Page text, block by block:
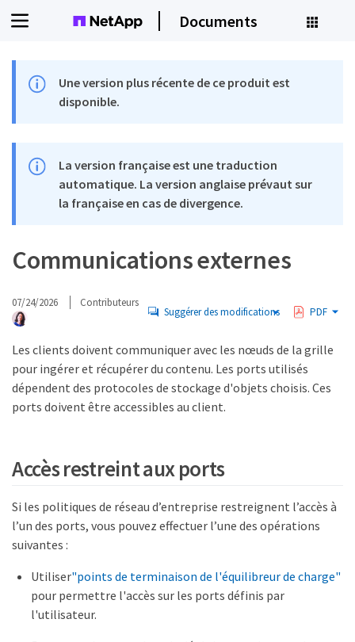
Documents
Une version plus récente de ce produit est
disponible.
La version française est une traduction
automatique. La version anglaise prévaut sur
la française en cas de divergence.
Communications externes
07/24/2026 Contributeurs
Suggérer des modifications PDF
Les clients doivent communiquer avec les nœuds de la grille
pour ingérer et récupérer du contenu. Les ports utilisés
dépendent des protocoles de stockage d'objets choisis. Ces
ports doivent être accessibles au client.
Accès restreint aux ports
Si les politiques de réseau d’entreprise restreignent l’accès à
l’un des ports, vous pouvez effectuer l’une des opérations
suivantes :
Utiliser"points de terminaison de l'équilibreur de charge"
pour permettre l'accès sur les ports définis par
l'utilisateur.